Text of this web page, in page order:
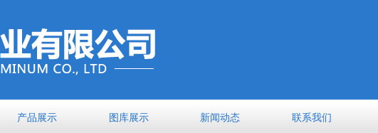
产品展示 图库展示 新闻动态 联系我们